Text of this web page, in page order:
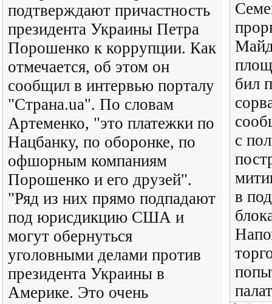
подтверждают причастность
президента Украины Петра
Порошенко к коррупции. Как
отмечается, об этом он
сообщил в интервью порталу
"Страна.ua". По словам
Артеменко, "это платежки по
Нацбанку, по оборонке, по
офшорным компаниям
Порошенко и его друзей".
"Ряд из них прямо подпадают
под юрисдикцию США и
могут обернуться
уголовными делами против
президента Украины в
Америке. Это очень
бил
с
в